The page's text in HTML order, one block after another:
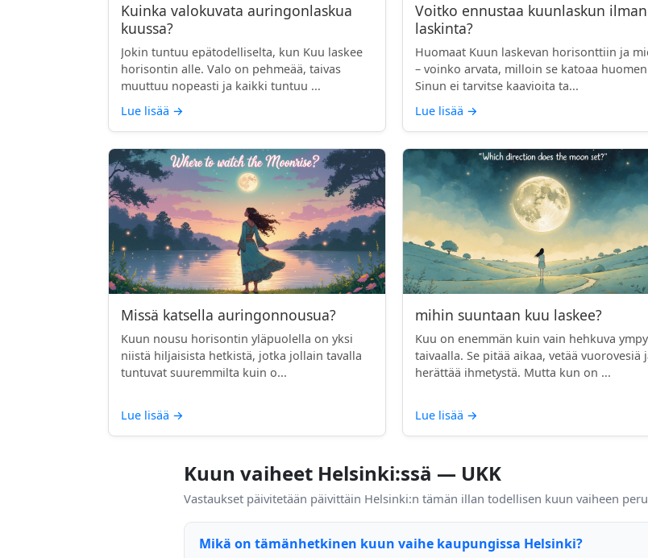
Kuinka valokuvata auringonlaskua
kuussa?
Jokin tuntuu epätodelliselta, kun Kuu laskee
horisontin alle. Valo on pehmeää, taivas
muuttuu nopeasti ja kaikki tuntuu ...
Lue lisää →
Voitko ennustaa kuunlaskun ilman
laskinta?
Huomaat Kuun laskevan horisonttiin ja
– voinko arvata, milloin se katoaa
Sinun ei tarvitse kaavioita ta...
Lue lisää →
Missä katsella auringonnousua?
Kuun nousu horisontin yläpuolella on yksi
niistä hiljaisista hetkistä, jotka jollain tavalla
tuntuvat suuremmilta kuin o...
Lue lisää →
mihin suuntaan kuu laskee?
Kuu on enemmän kuin vain hehkuva
taivaalla. Se pitää aikaa, vetää vuorovesiä
herättää ihmetystä. Mutta kun on ...
Lue lisää →
Kuun vaiheet Helsinki:ssä — UKK
Vastaukset päivitetään päivittäin Helsinki:n tämän illan todellisen kuun vaiheen
Mikä on tämänhetkinen kuun vaihe kaupungissa Helsinki?